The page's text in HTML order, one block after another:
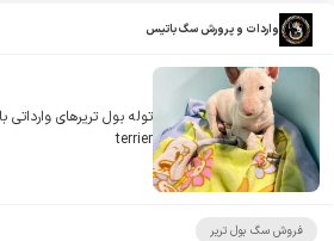
واردات و پرورش سگ باتیس
terrier
فروش سگ بول تریر